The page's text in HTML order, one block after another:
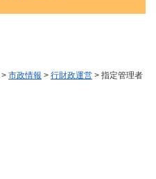
> 市政情報 > 行財政運営 > 指定管理者